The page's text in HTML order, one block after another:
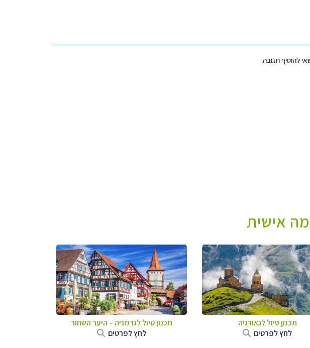
להוסיף תגובה.
אישית
תכנון טיול לגאורגיה
לחץ לפרטים
תכנון טיול לגרמניה – היער השחור
לחץ לפרטים